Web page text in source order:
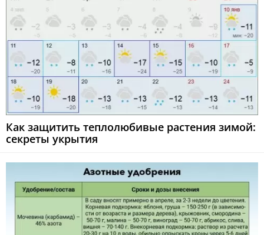
Как защитить теплолюбивые растения зимой:
секреты укрытия